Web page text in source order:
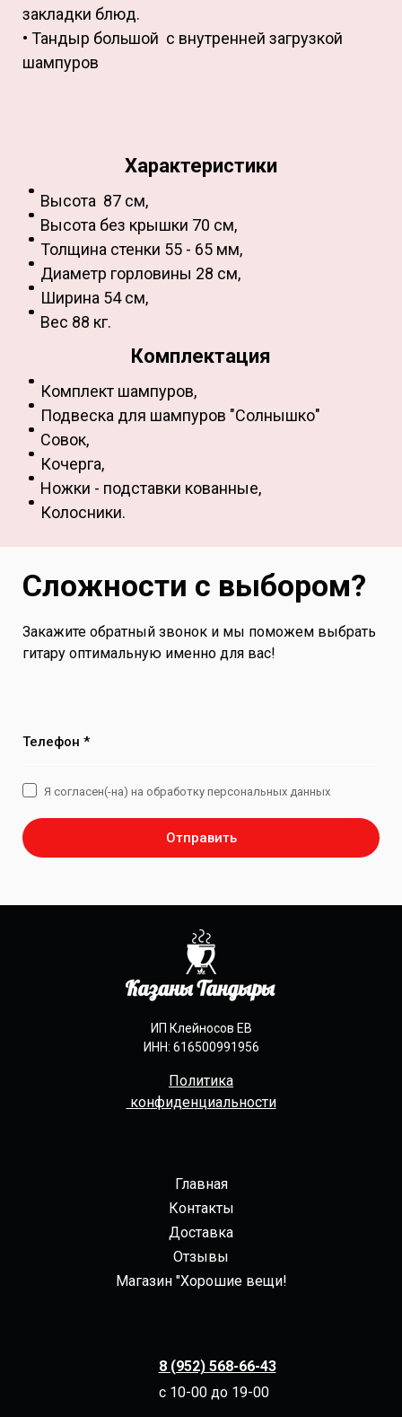
закладки блюд.
• Тандыр большой с внутренней загрузкой
шампуров
Характеристики
Высота 87 см,
Высота без крышки 70 см,
Толщина стенки 55 - 65 мм,
Диаметр горловины 28 см,
Ширина 54 см,
Вес 88 кг.
Комплектация
Комплект шампуров,
Подвеска для шампуров "Солнышко"
Совок,
Кочерга,
Ножки - подставки кованные,
Колосники.
Сложности с выбором?
Закажите обратный звонок и мы поможем выбрать
гитару оптимальную именно для вас!
Телефон *
Отправить
Я согласен(-на) на обработку персональных данных
ИП Клейносов ЕВ
ИНН: 616500991956
Политика
конфиденциальности
Главная
Контакты
Доставка
Отзывы
Магазин "Хорошие вещи!
8 (952) 568-66-43
с 10-00 до 19-00